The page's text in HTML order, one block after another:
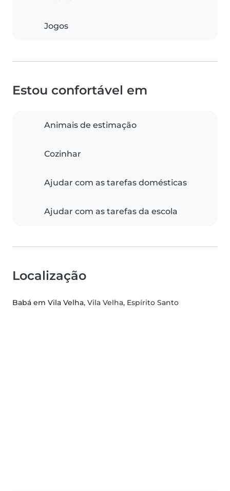
Jogos
Estou confortável em
Animais de estimação
Cozinhar
Ajudar com as tarefas domésticas
Ajudar com as tarefas da escola
Localização
Babá em Vila Velha, Vila Velha, Espírito Santo